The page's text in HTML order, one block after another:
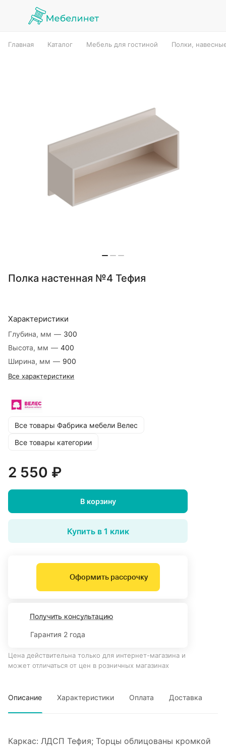
Главная Каталог Мебель для гостиной Полки,
Полка настенная №4 Тефия
Характеристики
Глубина, мм — 300
Высота, мм — 400
Ширина, мм — 900
Все характеристики
Все товары Фабрика мебели Велес
Все товары категории
2 550 ₽
В корзину
Купить в 1 клик
Оформить рассрочку
Получить консультацию
Гарантия 2 года
Цена действительна только для интернет-магазина и
может отличаться от цен в розничных магазинах
Описание Характеристики Оплата Доставка
Каркас: ЛДСП Тефия; Торцы облицованы кромкой